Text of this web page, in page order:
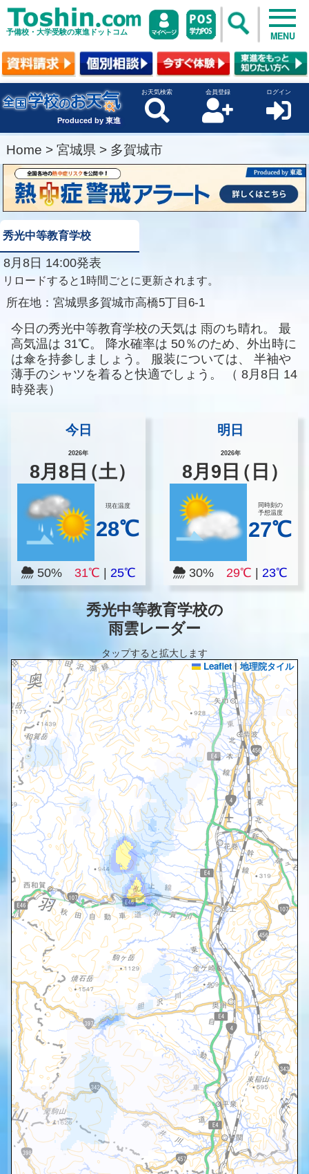
予備校・大学受験の東進ドットコム MENU
Produced by 東進
お天気検索 会員登録 ログイン
Home > 宮城県 > 多賀城市
秀光中等教育学校
8月8日 14:00発表
リロードすると1時間ごとに更新されます。
所在地： 宮城県多賀城市高橋5丁目6-1
今日の秀光中等教育学校の天気は 雨のち晴れ。
最
高気温は 31℃。 降水確率は 50％のため、外出時に
は傘を持参しましょう。
服装については、
半袖や
薄手のシャツを着ると快適でしょう。
（ 8月8日 14
時発表）
今日
2026年
8月8 日（土）
現在温度
28℃
50% 31℃ 25℃
明日
2026年
8月 9 日（日）
同時刻の
予想温度
27℃
30% 29℃ |23℃
秀光中等教育学校の
雨雲レーダー
タップすると拡大します
Leaflet | 地理院タイル